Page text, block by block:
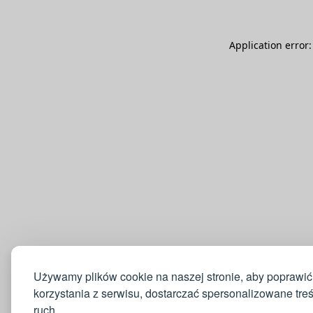
Używamy plików cookie na naszej stronie, aby
korzystania z serwisu, dostarczać spersonalizowane
Application